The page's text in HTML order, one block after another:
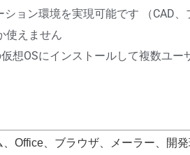
ション環境を実現可能です （CAD
使えません
想OSにインストールして複数ユ
Office、ブラウザ、メーラー、開発